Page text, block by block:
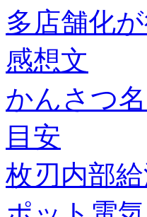
多店舗化
感想文
かんさつ
目安
枚刃内部